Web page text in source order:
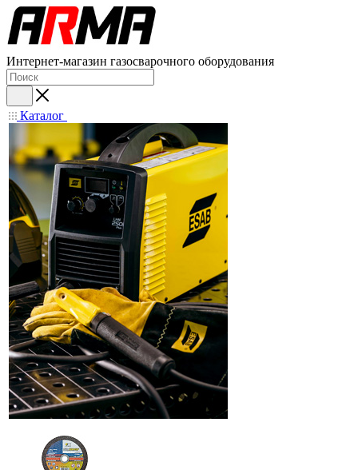
Интернет-магазин газосварочного оборудования
Каталог